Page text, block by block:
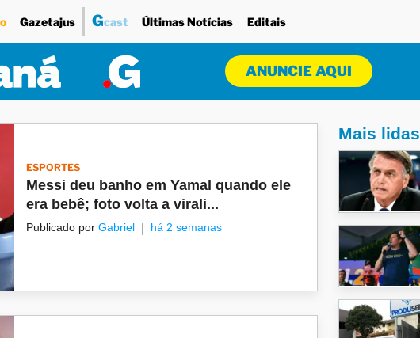
Gazetajus Gcast Últimas Notícias Editais
ANUNCIE AQUI
ESPORTES
Messi deu banho em Yamal quando ele
era bebê; foto volta a virali...
Publicado porGabriel há 2 semanas
Mais lidas